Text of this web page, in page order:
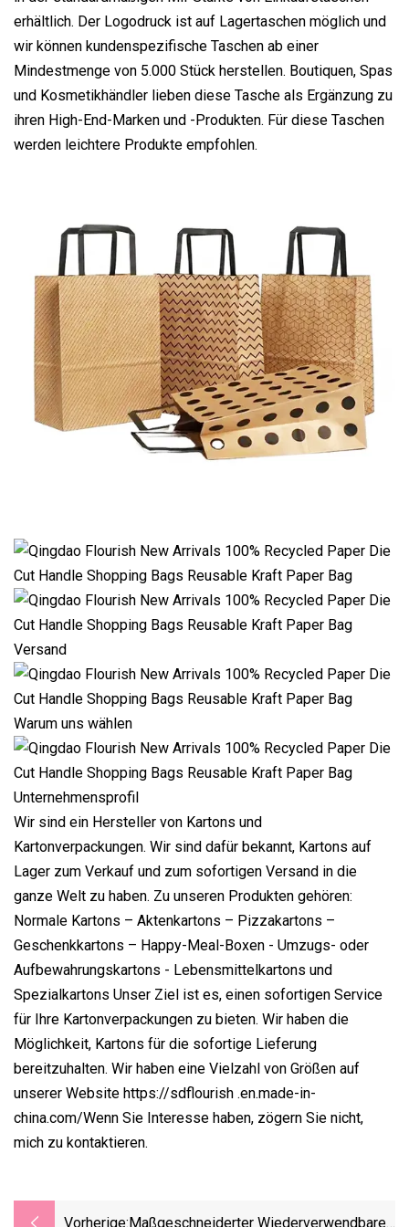
erhältlich. Der Logodruck ist auf Lagertaschen möglich und
wir können kundenspezifische Taschen ab einer
Mindestmenge von 5.000 Stück herstellen. Boutiquen, Spas
und Kosmetikhändler lieben diese Tasche als Ergänzung zu
ihren High-End-Marken und -Produkten. Für diese Taschen
werden leichtere Produkte empfohlen.
Versand
Warum uns wählen
Unternehmensprofil
Wir sind ein Hersteller von Kartons und
Kartonverpackungen. Wir sind dafür bekannt, Kartons auf
Lager zum Verkauf und zum sofortigen Versand in die
ganze Welt zu haben. Zu unseren Produkten gehören:
Normale Kartons – Aktenkartons – Pizzakartons –
Geschenkkartons – Happy-Meal-Boxen - Umzugs- oder
Aufbewahrungskartons - Lebensmittelkartons und
Spezialkartons Unser Ziel ist es, einen sofortigen Service
für Ihre Kartonverpackungen zu bieten. Wir haben die
Möglichkeit, Kartons für die sofortige Lieferung
bereitzuhalten. Wir haben eine Vielzahl von Größen auf
unserer Website https://sdflourish .en.made-in-
china.com/Wenn Sie Interesse haben, zögern Sie nicht,
mich zu kontaktieren.
Vorherige: Maßgeschneiderter Wiederverwendbarer